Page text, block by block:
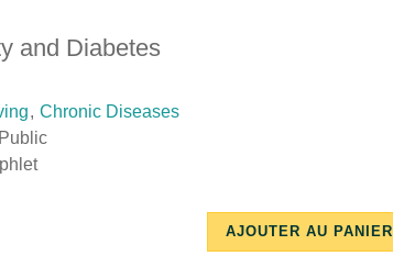
and Diabetes
, Chronic Diseases
AJOUTER AU PANIER
10/17/2018
11/29/2018